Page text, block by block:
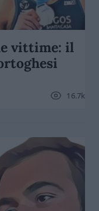
vittime: il
16.7k